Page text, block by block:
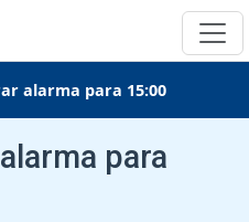
alarma para 15:00
para